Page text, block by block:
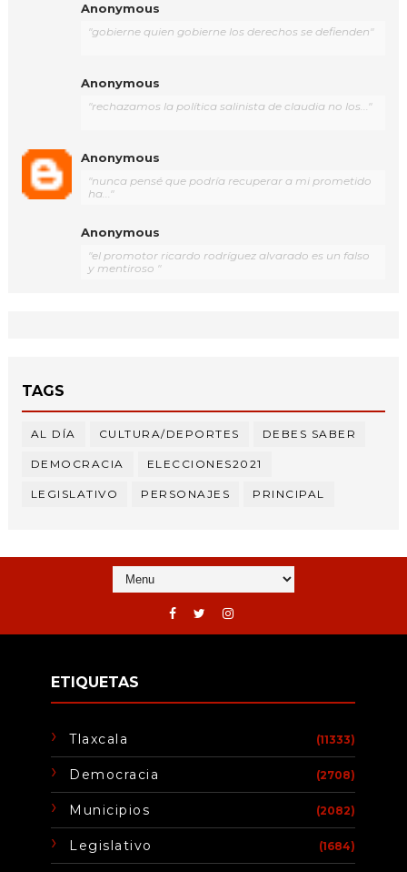
Anonymous
"gobierne quien gobierne los derechos se defienden"
Anonymous
"rechazamos la política salinista de claudia no los..."
Anonymous
"nunca pensé que podría recuperar a mi prometido
ha..."
Anonymous
"el promotor ricardo rodríguez alvarado es un falso
y mentiroso "
TAGS
AL DÍA CULTURA/DEPORTES DEBES SABER
DEMOCRACIA ELECCIONES2021
LEGISLATIVO PERSONAJES PRINCIPAL
ETIQUETAS
Tlaxcala (11333)
Democracia (2708)
Municipios (2082)
Legislativo (1684)